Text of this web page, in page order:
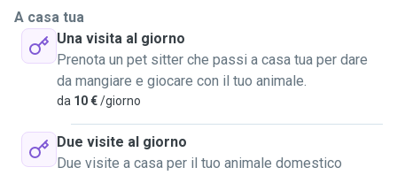
prendermi cura delle persone quindi per mia natura mi
sento appagata ad aiutare umani o animali che hanno
bisogno in quel momento. Mi offro pertanto come cat sitter
presso la mia abitazione in quanto dotata di una stanza
grande riservata esclusivamente al/la gattino/a che
possibile.
A casa tua
Una visita al giorno
Prenota un pet sitter che passi a casa tua per dare
da mangiare e giocare con il tuo animale.
da 10 €/giorno
Due visite al giorno
Due visite a casa per il tuo animale domestico